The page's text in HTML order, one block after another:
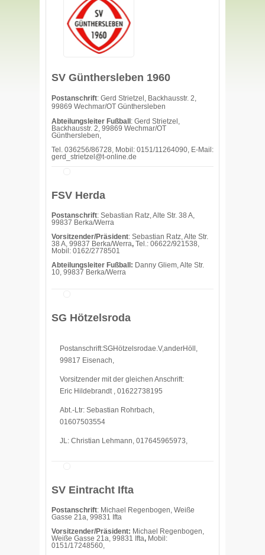
SV Günthersleben 1960
Postanschrift: Gerd Strietzel, Backhausstr. 2,
99869 Wechmar/OT Günthersleben
Abteilungsleiter Fußball : Gerd Strietzel,
Backhausstr. 2, 99869 Wechmar/OT
Günthersleben,
Tel. 036256/86728, Mobil: 0151/11264090, E-Mail:
gerd_strietzel@t-online.de
FSV Herda
Postanschrift: Sebastian Ratz, Alte Str. 38 A,
99837 Berka/Werra
Vorsitzender/Präsident: Sebastian Ratz, Alte Str.
38 A, 99837 Berka/Werra, Tel.: 06622/921538,
Mobil: 0162/2778501
Abteilungsleiter Fußball: Danny Gliem, Alte Str.
10, 99837 Berka/Werra
SG Hötzelsroda
Postanschrift:SGHötzelsrodae.V,anderHöll,
99817 Eisenach,
Vorsitzender mit der gleichen Anschrift:
Eric Hildebrandt , 01622738195
Abt.-Ltr: Sebastian Rohrbach,
01607503554
JL: Christian Lehmann, 017645965973,
SV Eintracht Ifta
Postanschrift: Michael Regenbogen, Weiße
Gasse 21a, 99831 Ifta
Vorsitzender/Präsident: Michael Regenbogen,
Weiße Gasse 21a, 99831 Ifta, Mobil:
0151/17248560,